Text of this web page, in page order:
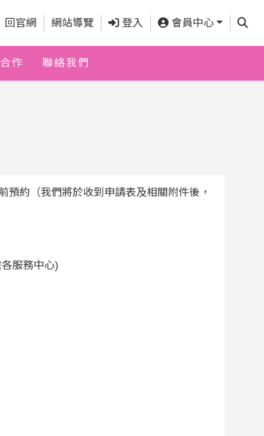
回官網 網站導覽 登入 會員中心 查詢
作 聯絡我們
約（我們將於收到申請表及相關附件後，
服務中心)